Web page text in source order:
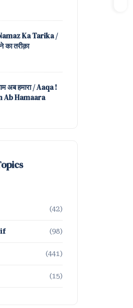
Ka Tarika /
का तरीक़ा
अब हमारा / Aaqa !
Ab Hamaara
(42)
(98)
(441)
(15)